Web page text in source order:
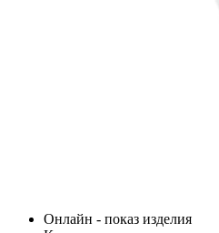
Онлайн - показ изделия